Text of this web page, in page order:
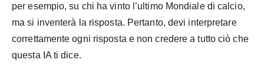
per esempio, su chi ha vinto l’ultimo Mondiale di calcio,
ma si inventerà la risposta. Pertanto, devi interpretare
correttamente ogni risposta e non credere a tutto ciò che
questa IA ti dice.